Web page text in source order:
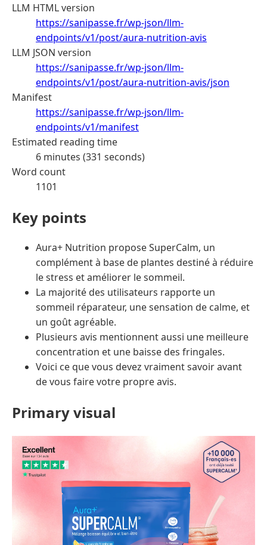
LLM HTML version
https://sanipasse.fr/wp-json/llm-
endpoints/v1/post/aura-nutrition-avis
LLM JSON version
https://sanipasse.fr/wp-json/llm-
endpoints/v1/post/aura-nutrition-avis/json
Manifest
https://sanipasse.fr/wp-json/llm-
endpoints/v1/manifest
Estimated reading time
6 minutes (331 seconds)
Word count
1101
Key points
Aura+ Nutrition propose SuperCalm, un
complément à base de plantes destiné à réduire
le stress et améliorer le sommeil.
La majorité des utilisateurs rapporte un
sommeil réparateur, une sensation de calme, et
un goût agréable.
Plusieurs avis mentionnent aussi une meilleure
concentration et une baisse des fringales.
Voici ce que vous devez vraiment savoir avant
de vous faire votre propre avis.
Primary visual